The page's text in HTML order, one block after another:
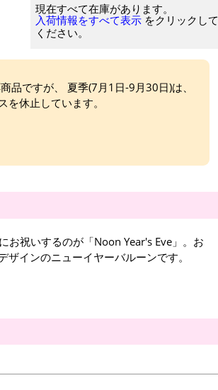
現在すべて在庫があります。
入荷情報をすべて表示 をクリックして
ください。
品ですが、 夏季(7月1日-9月30日)は、
休止しています。
お祝いするのが「Noon Year's Eve」。お
インのニューイヤーバルーンです。